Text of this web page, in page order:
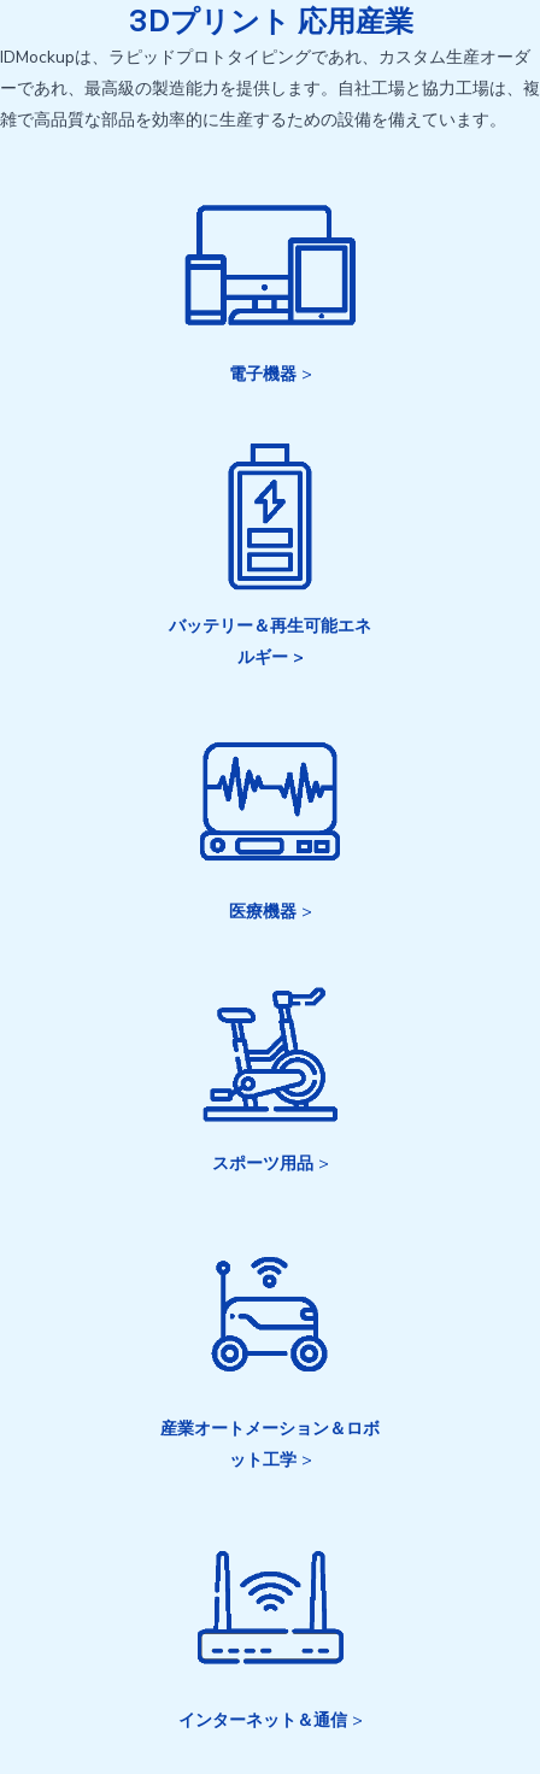
3Dプリント 応用産業
IDMockupは、ラピッドプロトタイピングであれ、カスタム生産オーダ
ーであれ、最高級の製造能力を提供します。自社工場と協力工場は、複
雑で高品質な部品を効率的に生産するための設備を備えています。
電子機器>
バッテリー＆再生可能エネ
ルギー >
医療機器>
スポーツ用品>
産業オートメーション＆ロボ
ット工学 >
インターネット＆通信>